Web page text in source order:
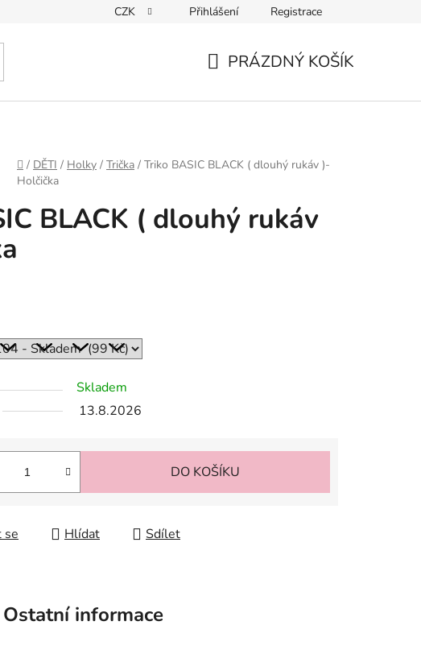
Podmínky ochrany osobních údajů
CZK Přihlášení Registrace
PRÁZDNÝ KOŠÍK
Domů
/ DĚTI / Holky / Trička / Triko BASIC BLACK ( dlouhý rukáv )-
Holčička
BLACK ( dlouhý rukáv
Skladem
13.8.2026
DO KOŠÍKU
se Hlídat Sdílet
Ostatní informace